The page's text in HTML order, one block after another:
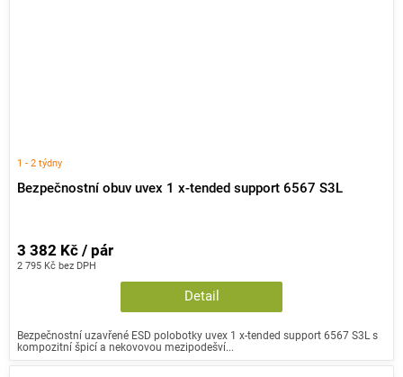
Bezpečnostní obuv uvex 1 x-tended support 6567 S3L
1 - 2 týdny
2 795 Kč bez DPH
3 382 Kč / pár
Detail
Bezpečnostní uzavřené ESD polobotky uvex 1 x-tended support 6567 S3L s
kompozitní špicí a nekovovou mezipodešví...